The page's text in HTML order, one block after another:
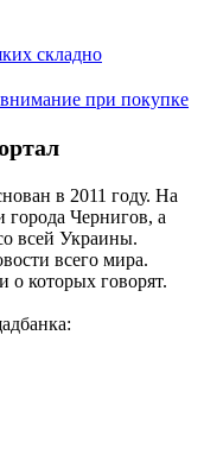
складно
при покупке
в 2011 году. На
города Чернигов, а
всей Украины.
всего мира.
которых говорят.